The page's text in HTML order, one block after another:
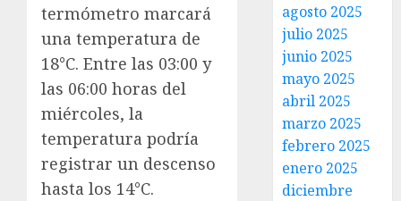
termómetro marcará
una temperatura de
18°C. Entre las 03:00 y
las 06:00 horas del
miércoles, la
temperatura podría
registrar un descenso
hasta los 14°C.
agosto 2025
julio 2025
junio 2025
mayo 2025
abril 2025
marzo 2025
febrero 2025
enero 2025
diciembre